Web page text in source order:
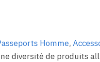
Homme,
diversité de produits